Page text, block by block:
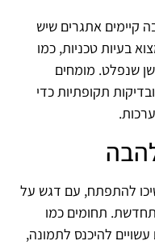
קיימים אתגרים שיש
בעיות טכניות, כמו
שנפלט. מומחים
תקופתיות כדי
להתפתח, עם דגש על
תחומים כמו
להיכנס לתמונה,